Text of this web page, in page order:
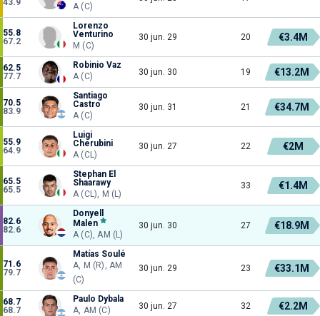
A (C)
55.8
67.2
Lorenzo
Venturino
M (C)
30 jun. 29 20 €3.4M
62.5
77.7
Robinio Vaz
A (C)
30 jun. 30 19 €13.2M
70.5
83.9
Santiago
Castro
A (C)
30 jun. 31 21 €34.7M
55.9
64.9
Luigi
Cherubini
A (CL)
30 jun. 27 22 €2M
65.5
65.5
Stephan El
Shaarawy
A (CL), M (L)
33 €1.4M
82.6
82.6
Donyell
Malen
A (C), AM (L)
30 jun. 30 27 €18.9M
71.6
79.7
Matías Soulé
A, M (R), AM
(C)
30 jun. 29 23 €33.1M
68.7
68.7
Paulo Dybala
A, AM (C)
30 jun. 27 32 €2.2M